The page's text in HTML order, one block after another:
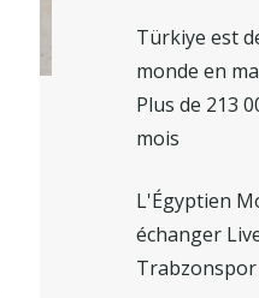
Türkiye est
monde en
Plus de 213
mois
L'Égyptien
échanger